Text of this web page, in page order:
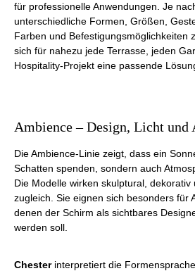
für professionelle Anwendungen. Je
unterschiedliche Formen, Größen,
Farben und Befestigungsmöglichkeiten
sich für nahezu jede Terrasse, jeden
Hospitality-Projekt eine passende
Ambience – Design, Licht und
Die Ambience-Linie zeigt, dass ein
Schatten spenden, sondern auch
Die Modelle wirken skulptural, dekorativ
zugleich. Sie eignen sich besonders für
denen der Schirm als sichtbares
werden soll.
Chesterinterpretiert die